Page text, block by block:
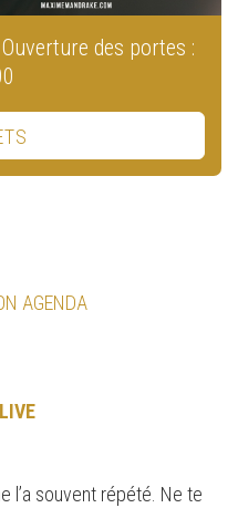
Ouverture des portes :
AGENDA
l’a souvent répété. Ne te